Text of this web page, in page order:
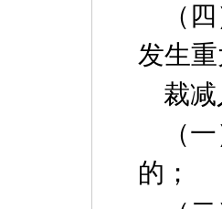
（四
发生
裁减
（一
的；